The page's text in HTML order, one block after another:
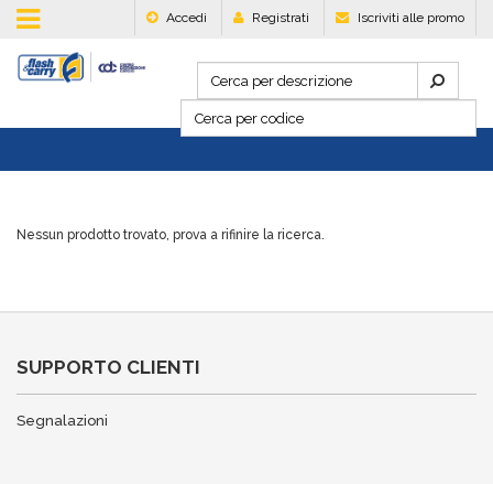
Accedi Registrati Iscriviti alle promo
Nessun prodotto trovato, prova a rifinire la ricerca.
SUPPORTO CLIENTI
Segnalazioni